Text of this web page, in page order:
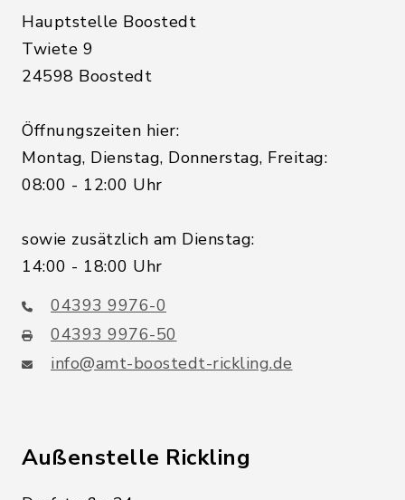
Hauptstelle Boostedt
Twiete 9
24598 Boostedt
Öffnungszeiten hier:
Montag, Dienstag, Donnerstag, Freitag:
08:00 - 12:00 Uhr
sowie zusätzlich am Dienstag:
14:00 - 18:00 Uhr
04393 9976-0
04393 9976-50
info@amt-boostedt-rickling.de
Außenstelle Rickling